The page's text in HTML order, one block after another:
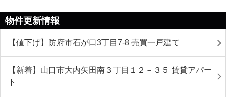
物件更新情報
【値下げ】防府市石が口3丁目7-8 売買一戸建て
【新着】山口市大内矢田南３丁目１２－３５ 賃貸アパー
ト